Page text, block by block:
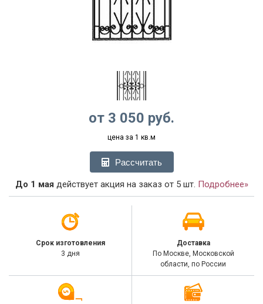
от 3 050 руб.
цена за 1 кв.м
Рассчитать
До 1 мая действует акция на заказ от 5 шт. Подробнее»
Срок изготовления
3 дня
Доставка
По Москве, Московской
области, по России